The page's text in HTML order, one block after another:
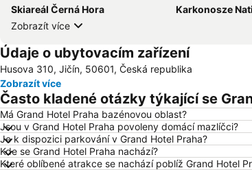
Skiareál Černá Hora
Karkonosze
Zobrazít více
Údaje o ubytovacím zařízení
Husova 310, Jičín, 50601, Česká republika
Zobrazít více
Často kladené otázky týkající se
Má Grand Hotel Praha bazénovou oblast?
Jsou v Grand Hotel Praha povoleny domácí mazlíčci?
Je k dispozici parkování v Grand Hotel Praha?
Kde se Grand Hotel Praha nachází?
Které oblíbené atrakce se nachází poblíž Grand Hotel